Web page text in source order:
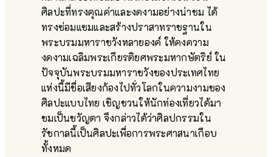
ศิลปะที่ทรงคุณค่าและงดงามอย่างน่าชม ได้
ทรงซ่อมแซมและสร้างปราสาทราชฐานใน
พระบรมมหาราชวังหลายองค์ ให้คงความ
งดงามเฉลิมพระเกียรติยศพระมหากษัตริย์ ใน
ปัจจุบันพระบรมมหาราชวังของประเทศไทย
แห่งนี้มีชื่อเสียงก้องไปทั่วโลกในความงามของ
ศิลปะแบบไทย เชิญชวนให้นักท่องเที่ยวได้มา
ชมเป็นขวัญตา จึงกล่าวได้ว่าศิลปกรรมใน
รัชกาลนี้เป็นศิลปะเพื่อการพระศาสนาเกือบ
ทั้งหมด